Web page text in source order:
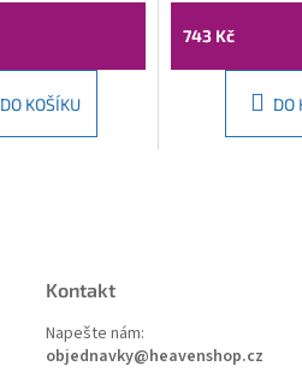
DO KOŠÍKU
743 Kč
DO
Kontakt
Napešte nám:
objednavky@heavenshop.cz